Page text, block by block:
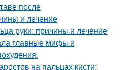
после
и лечение
руки: причины и лечение
главные мифы и
на пальцах кисти: